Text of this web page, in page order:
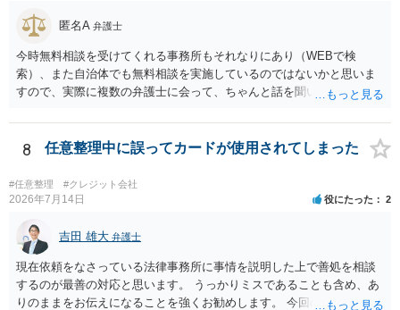
と。）に違反しています。監督官庁に行政処分を求める、裁判所に仮
処分申請、不退去罪が成立すれば警察に通報などの対応が考えられま
す。ご参考にしてください。
匿名A 弁護士
今時無料相談を受けてくれる事務所もそれなりにあり（WEBで検
索）、また自治体でも無料相談を実施しているのではないかと思いま
すので、実際に複数の弁護士に会って、ちゃんと話を聞いてくれる
はそもそも事案を把握できていないようですので、御相談の案件につ
いては弁護士として能力不足なのかもしれません。相手にしない方が
良いと思います。ただ、仮想通貨詐欺の被害回復は現実的には難しい
かもしれません。
8 任意整理中に誤ってカードが使用されてしまった
#任意整理 #クレジット会社
2026年7月14日 役にたった 2
吉田 雄大 弁護士
現在依頼をなさっている法律事務所に事情を説明した上で善処を相談
するのが最善の対応と思います。 うっかりミスであることも含め、あ
りのままをお伝えになることを強くお勧めします。 今回のできごとだ